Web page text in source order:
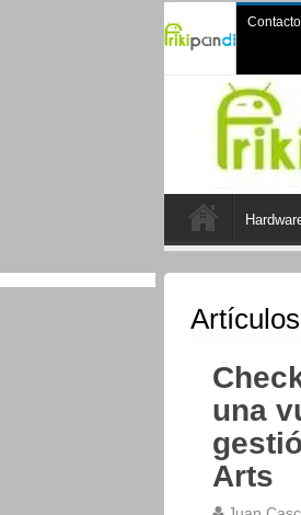
Contacto
una
Arts